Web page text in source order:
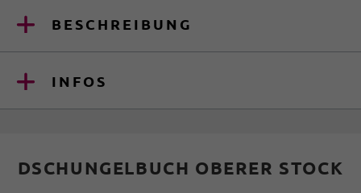
BESCHREIBUNG
INFOS
DSCHUNGELBUCH OBERER STOCK